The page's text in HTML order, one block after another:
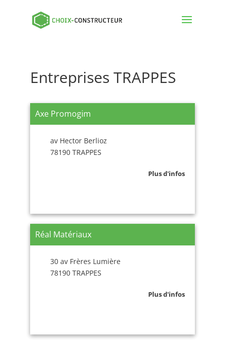
Entreprises TRAPPES
Axe Promogim
av Hector Berlioz
78190 TRAPPES
Plus d'infos
Réal Matériaux
30 av Frères Lumière
78190 TRAPPES
Plus d'infos